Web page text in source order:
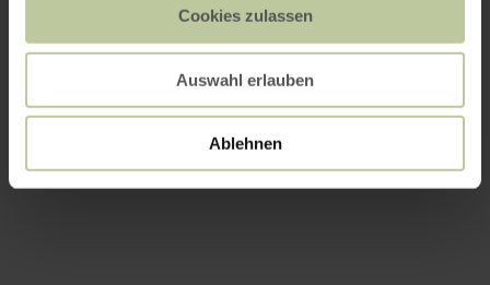
Cookies zulassen
Auswahl erlauben
Ablehnen